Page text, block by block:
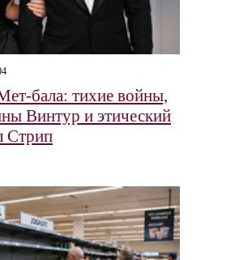
бала: тихие войны,
Винтур и этический
Стрип